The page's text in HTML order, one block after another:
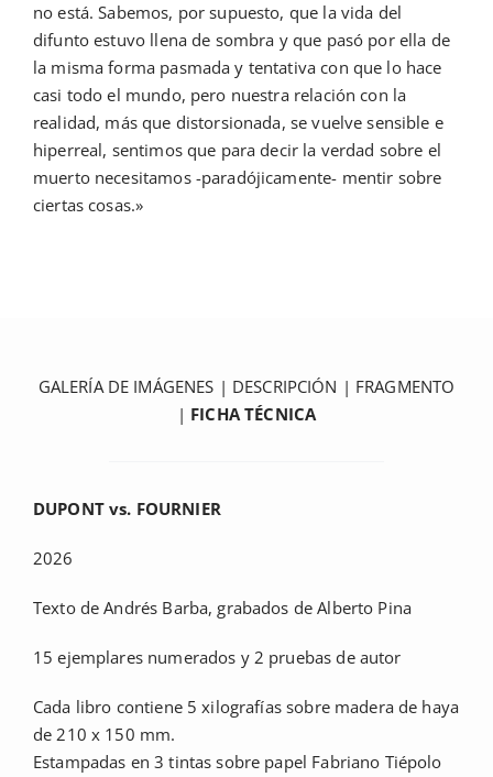
no está. Sabemos, por supuesto, que la vida del
difunto estuvo llena de sombra y que pasó por ella de
la misma forma pasmada y tentativa con que lo hace
casi todo el mundo, pero nuestra relación con la
realidad, más que distorsionada, se vuelve sensible e
hiperreal, sentimos que para decir la verdad sobre el
muerto necesitamos -paradójicamente- mentir sobre
ciertas cosas.»
GALERÍA DE IMÁGENES | DESCRIPCIÓN | FRAGMENTO
| FICHA TÉCNICA
DUPONT vs. FOURNIER
2026
Texto de Andrés Barba, grabados de Alberto Pina
15 ejemplares numerados y 2 pruebas de autor
Cada libro contiene 5 xilografías sobre madera de haya
de 210 x 150 mm.
Estampadas en 3 tintas sobre papel Fabriano Tiépolo